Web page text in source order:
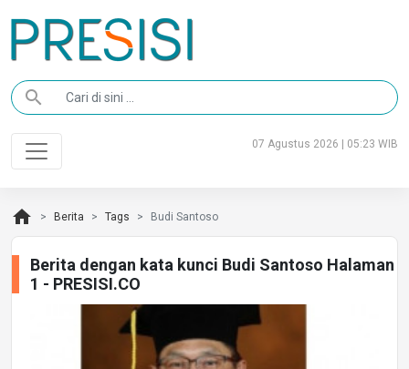
search
07 Agustus 2026 | 05:23 WIB
home Berita Tags Budi Santoso
Berita dengan kata kunci Budi Santoso Halaman
1 - PRESISI.CO